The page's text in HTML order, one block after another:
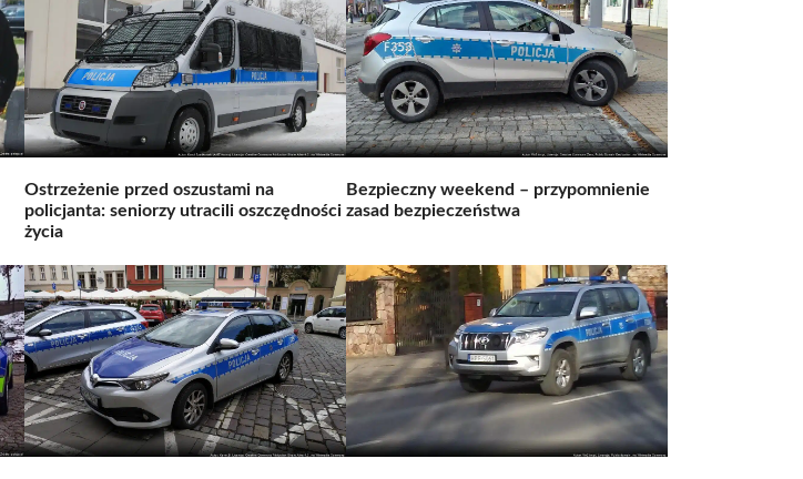
Ostrzeżenie przed oszustami na
policjanta: seniorzy utracili oszczędności
życia
Bezpieczny weekend – przypomnienie
zasad bezpieczeństwa